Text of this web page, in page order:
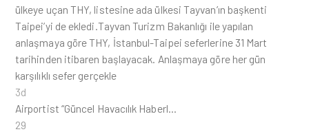
ülkeye uçan THY, listesine ada ülkesi Tayvan’ın başkenti
Taipei’yi de ekledi.Tayvan Turizm Bakanlığı ile yapılan
anlaşmaya göre THY, İstanbul-Taipei seferlerine 31 Mart
tarihinden itibaren başlayacak. Anlaşmaya göre her gün
karşılıklı sefer gerçekle
3d
Airportist “Güncel Havacılık Haberl…
29